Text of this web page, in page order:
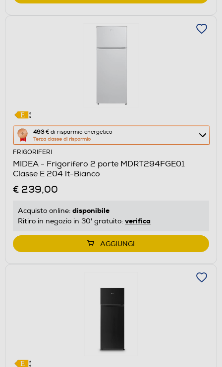
493 € di risparmio energetico
Terza classe di risparmio
Questa
azione
aprirà
il
Calcolatore
di
energetico
di
Youreko.
FRIGORIFERI
MIDEA - Frigorifero 2 porte MDRT294FGE01
Classe E 204 lt-Bianco
€ 239,00
Acquisto online: disponibile
Ritiro in negozio in 30' gratuito: verifica
AGGIUNGI